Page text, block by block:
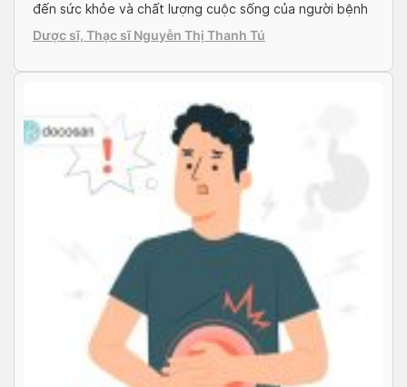
đến sức khỏe và chất lượng cuộc sống của người bệnh
rất nhiều nên cần được phát hiện và điều trị sớm. Cùng
Docosan tìm hiểu về bệnh viêm […]
Dược sĩ, Thạc sĩ Nguyễn Thị Thanh Tú